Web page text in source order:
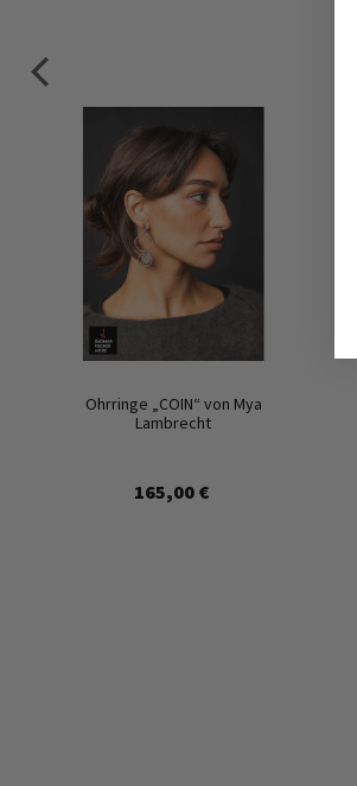
Ohrringe „COIN“ von Mya
Lambrecht
165,00 €